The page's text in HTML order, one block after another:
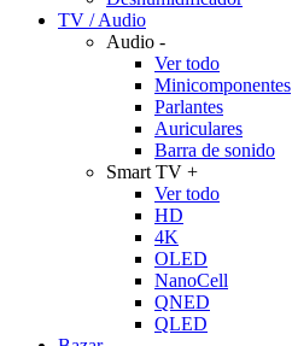
TV / Audio
Audio -
Ver todo
Minicomponentes
Parlantes
Auriculares
Barra de sonido
Smart TV +
Ver todo
HD
4K
OLED
NanoCell
QNED
QLED